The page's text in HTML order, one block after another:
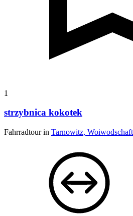
1
strzybnica kokotek
Fahrradtour in Tarnowitz,